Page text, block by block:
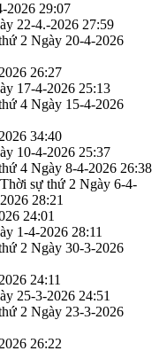
2026 29:07
22-4.-2026 27:59
2 Ngày 20-4-2026
26:27
17-4-2026 25:13
4 Ngày 15-4-2026
34:40
10-4-2026 25:37
4 Ngày 8-4-2026 26:38
Thời sự thứ 2 Ngày 6-4-
2026 28:21
24:01
1-4-2026 28:11
2 Ngày 30-3-2026
24:11
25-3-2026 24:51
2 Ngày 23-3-2026
26:22